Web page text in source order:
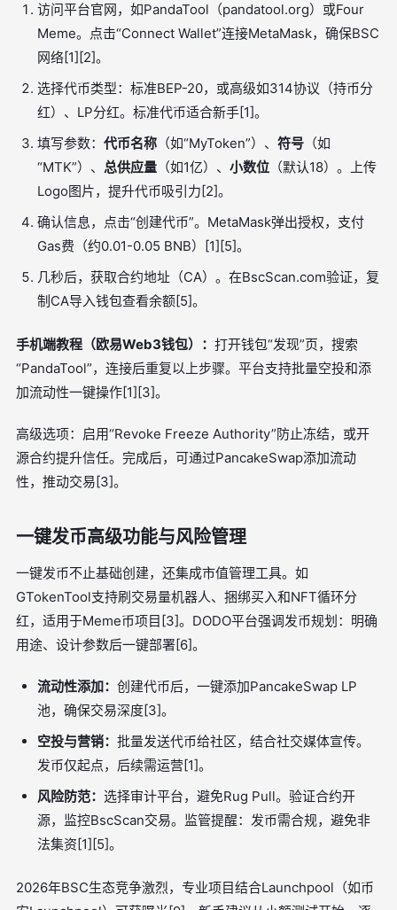
访问平台官网，如PandaTool（pandatool.org）或Four
Meme。点击“Connect Wallet”连接MetaMask，确保BSC
网络[1][2]。
选择代币类型：标准BEP-20，或高级如314协议（持币分
红）、LP分红。标准代币适合新手[1]。
填写参数： 代币名称 （如“MyToken”）、 符号 （如
“MTK”）、 总供应量 （如1亿）、 小数位 （默认18）。上传
Logo图片，提升代币吸引力[2]。
确认信息，点击“创建代币”。MetaMask弹出授权，支付
Gas费（约0.01-0.05 BNB）[1][5]。
几秒后，获取合约地址（CA）。在BscScan.com验证，复
制CA导入钱包查看余额[5]。
手机端教程（欧易Web3钱包）： 打开钱包“发现”页，搜索
“PandaTool”，连接后重复以上步骤。平台支持批量空投和添
加流动性一键操作[1][3]。
高级选项：启用“Revoke Freeze Authority”防止冻结，或开
源合约提升信任。完成后，可通过PancakeSwap添加流动
性，推动交易[3]。
一键发币高级功能与风险管理
一键发币不止基础创建，还集成市值管理工具。如
GTokenTool支持刷交易量机器人、捆绑买入和NFT循环分
红，适用于Meme币项目[3]。DODO平台强调发币规划：明确
用途、设计参数后一键部署[6]。
流动性添加： 创建代币后，一键添加PancakeSwap LP
池，确保交易深度[3]。
空投与营销： 批量发送代币给社区，结合社交媒体宣传。
发币仅起点，后续需运营[1]。
风险防范： 选择审计平台，避免Rug Pull。验证合约开
源，监控BscScan交易。监管提醒：发币需合规，避免非
法集资[1][5]。
2026年BSC生态竞争激烈，专业项目结合Launchpool（如币